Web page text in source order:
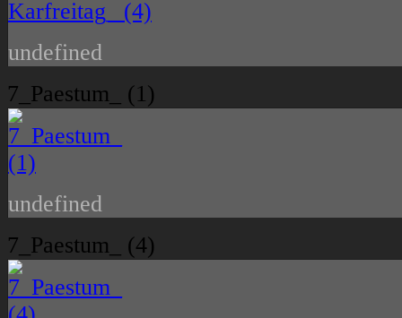
undefined
7_Paestum_ (1)
undefined
7_Paestum_ (4)